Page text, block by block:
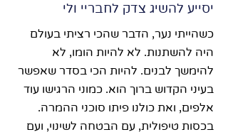
יסייע להשיג צדק לחבריי ולי
כשהייתי נער, הדבר שהכי רציתי בעולם
היה להשתנות. לא להיות הומו, לא
להימשך לבנים. להיות הכי בסדר שאפשר
בעיני הקדוש ברוך הוא. כמוני הרגישו עוד
אלפים, ואת כולנו פיתו סוכני ההמרה.
בכסות טיפולית, עם הבטחה לשינוי, ועם